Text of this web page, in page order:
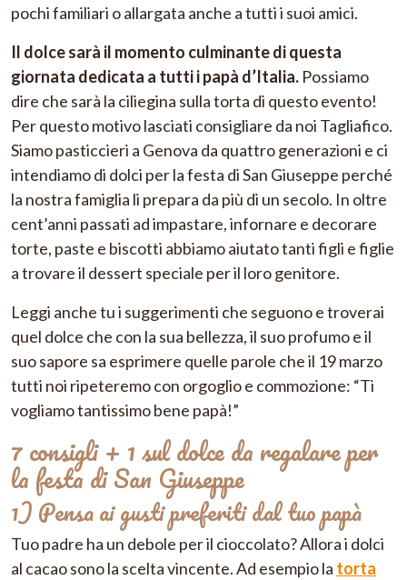
pochi familiari o allargata anche a tutti i suoi amici.
Il dolce sarà il momento culminante di questa
giornata dedicata a tutti i papà d’Italia. Possiamo
dire che sarà la ciliegina sulla torta di questo evento!
Per questo motivo lasciati consigliare da noi Tagliafico.
Siamo pasticcieri a Genova da quattro generazioni e ci
intendiamo di dolci per la festa di San Giuseppe perché
la nostra famiglia li prepara da più di un secolo. In oltre
cent’anni passati ad impastare, infornare e decorare
torte, paste e biscotti abbiamo aiutato tanti figli e figlie
a trovare il dessert speciale per il loro genitore.
Leggi anche tu i suggerimenti che seguono e troverai
quel dolce che con la sua bellezza, il suo profumo e il
suo sapore sa esprimere quelle parole che il 19 marzo
tutti noi ripeteremo con orgoglio e commozione: “Ti
vogliamo tantissimo bene papà!”
7 consigli + 1 sul dolce da regalare per
la festa di San Giuseppe
1) Pensa ai gusti preferiti dal tuo papà
Tuo padre ha un debole per il cioccolato? Allora i dolci
al cacao sono la scelta vincente. Ad esempio la torta